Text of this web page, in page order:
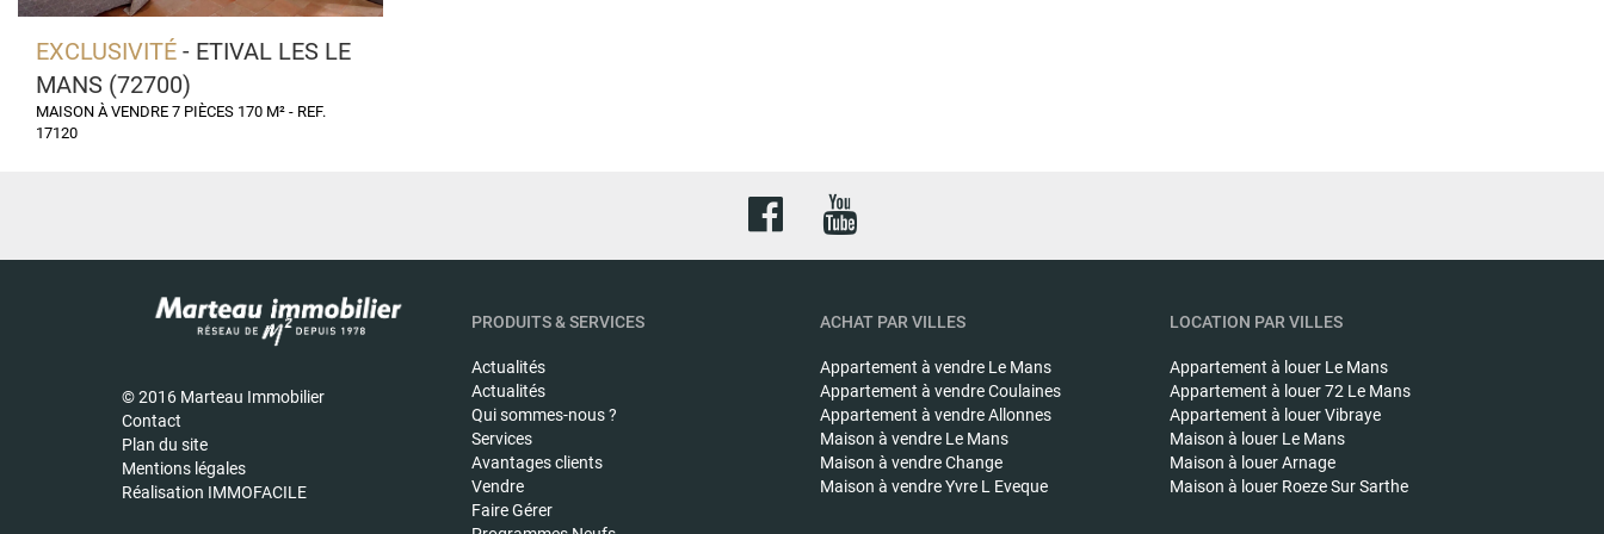
EXCLUSIVITÉ - ETIVAL LES LE
MANS (72700)
MAISON À VENDRE 7 PIÈCES 170 M² - REF.
17120
© 2016 Marteau Immobilier
Contact
Plan du site
Mentions légales
Réalisation IMMOFACILE
PRODUITS & SERVICES
Actualités
Actualités
Qui sommes-nous ?
Services
Avantages clients
Vendre
Faire Gérer
ACHAT PAR VILLES
Appartement à vendre Le Mans
Appartement à vendreCoulaines
Appartement à vendreAllonnes
Maison à vendre Le Mans
Maison à vendreChange
Maison à vendreYvre L Eveque
LOCATION PAR VILLES
Appartement à louer Le Mans
Appartement à louer72 Le Mans
Appartement à louerVibraye
Maison à louer Le Mans
Maison à louerArnage
Maison à louer Roeze Sur Sarthe